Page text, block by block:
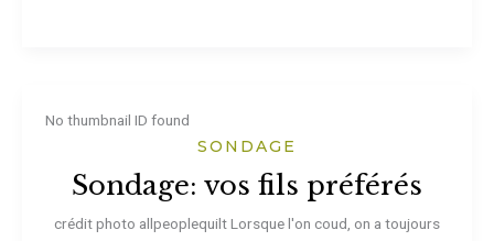
No thumbnail ID found
SONDAGE
Sondage: vos fils préférés
crédit photo allpeoplequilt Lorsque l'on coud, on a toujours